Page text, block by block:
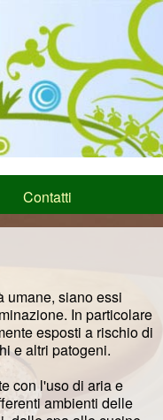
Contatti
umane, siano essi
In particolare
esposti a rischio di
e altri patogeni.
con l'uso di aria e
ambienti delle